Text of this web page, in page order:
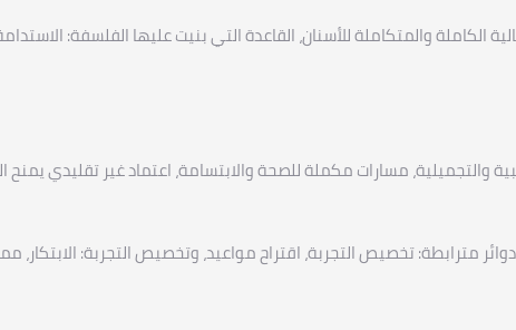
الكاملة والمتكاملة للأسنان، القاعدة التي بنيت عليها الفلسفة:
والتجميلية، مسارات مكملة للصحة والابتسامة، اعتماد غير تقليدي
مترابطة: تخصيص التجربة، اقتراح مواعيد، وتخصيص التجربة: الابتكار،